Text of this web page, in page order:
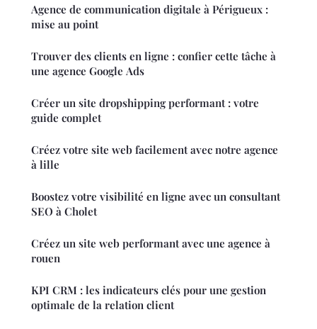
Agence de communication digitale à Périgueux :
mise au point
Trouver des clients en ligne : confier cette tâche à
une agence Google Ads
Créer un site dropshipping performant : votre
guide complet
Créez votre site web facilement avec notre agence
à lille
Boostez votre visibilité en ligne avec un consultant
SEO à Cholet
Créez un site web performant avec une agence à
rouen
KPI CRM : les indicateurs clés pour une gestion
optimale de la relation client